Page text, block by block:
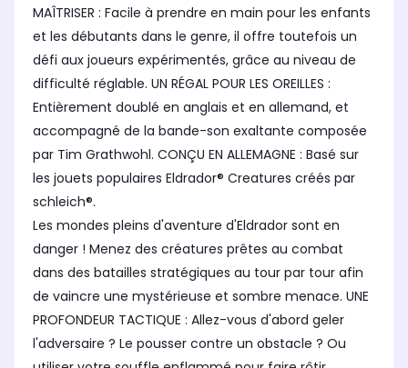
MAÎTRISER : Facile à prendre en main pour les enfants
et les débutants dans le genre, il offre toutefois un
défi aux joueurs expérimentés, grâce au niveau de
difficulté réglable. UN RÉGAL POUR LES OREILLES :
Entièrement doublé en anglais et en allemand, et
accompagné de la bande-son exaltante composée
par Tim Grathwohl. CONÇU EN ALLEMAGNE : Basé sur
les jouets populaires Eldrador® Creatures créés par
schleich®.
Les mondes pleins d'aventure d'Eldrador sont en
danger ! Menez des créatures prêtes au combat
dans des batailles stratégiques au tour par tour afin
de vaincre une mystérieuse et sombre menace. UNE
PROFONDEUR TACTIQUE : Allez-vous d'abord geler
l'adversaire ? Le pousser contre un obstacle ? Ou